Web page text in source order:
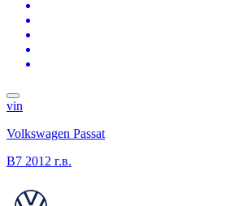
vin
Volkswagen Passat
B7 2012 г.в.